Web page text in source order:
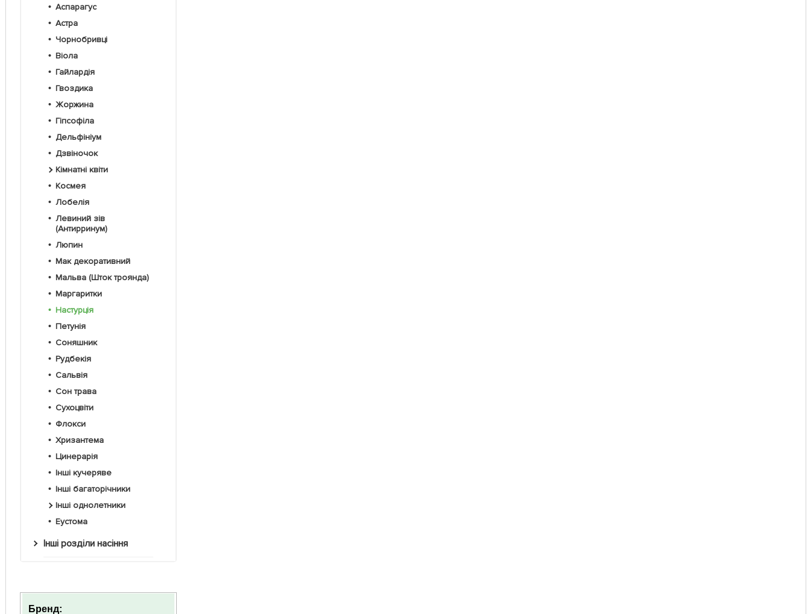
Аспарагус
Астра
Чорнобривці
Віола
Гайлардія
Гвоздика
Жоржина
Гіпсофіла
Дельфініум
Дзвіночок
Кімнатні квіти
Космея
Лобелія
Левиний зів
(Антирринум)
Люпин
Мак декоративний
Мальва (Шток троянда)
Маргаритки
Настурція
Петунія
Соняшник
Рудбекія
Сальвія
Сон трава
Сухоцвіти
Флокси
Хризантема
Цинерарія
Інші кучеряве
Інші багаторічники
Інші однолетники
Еустома
Інші розділи насіння
Бренд: